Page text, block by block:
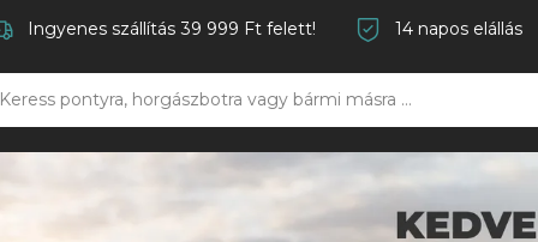
Ingyenes szállítás 39 999 Ft felett! 14 napos elállás